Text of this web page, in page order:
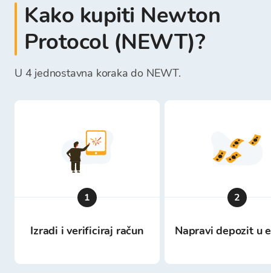
Kako kupiti Newton
Protocol (NEWT)?
U 4 jednostavna koraka do NEWT.
1
Izradi i verificiraj račun
2
Napravi depozit u